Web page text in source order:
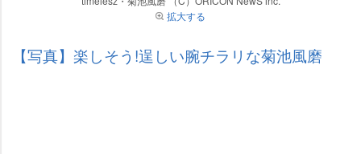
拡大する
【写真】楽しそう!逞しい腕チラリな菊池風磨